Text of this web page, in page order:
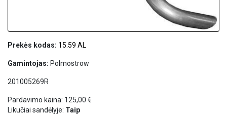
Prekės kodas: 15.59 AL
Gamintojas: Polmostrow
201005269R
Pardavimo kaina: 125,00 €
Likučiai sandėlyje: Taip